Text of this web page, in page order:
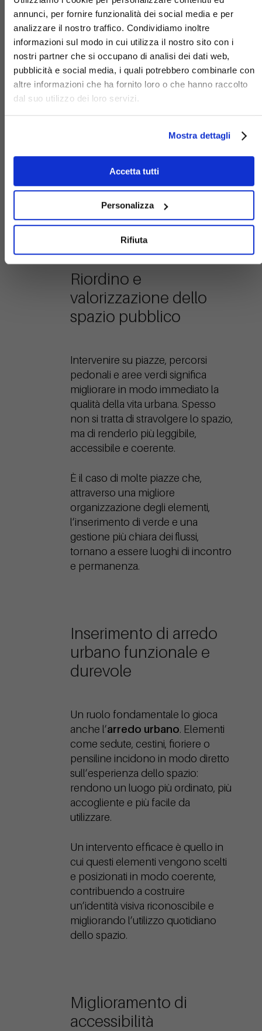
annunci, per fornire funzionalità dei social media e per
analizzare il nostro traffico. Condividiamo inoltre
informazioni sul modo in cui utilizza il nostro sito con i
nostri partner che si occupano di analisi dei dati web,
pubblicità e social media, i quali potrebbero combinarle con
altre informazioni che ha fornito loro o che hanno raccolto
dal suo utilizzo dei loro servizi.
Mostra dettagli
Accetta tutti
Personalizza
Rifiuta
urbana. Ex zone industriali, lotti
abbandonati o spazi “di margine”
possono essere reintegrati nel
funzioni e una progettazione
coerente.
produttiva in spazio pubblico o
che non solo restituisce uno
sviluppo per il quartiere.
Riordino e
valorizzazione dello
spazio pubblico
Intervenire su piazze, percorsi
pedonali e aree verdi significa
migliorare in modo immediato la
qualità della vita urbana. Spesso
non si tratta di stravolgere lo spazio,
ma di renderlo più leggibile,
accessibile e coerente.
È il caso di molte piazze che,
attraverso una migliore
organizzazione degli elementi,
l’inserimento di verde e una
gestione più chiara dei flussi,
tornano a essere luoghi di incontro
e permanenza.
Inserimento di arredo
urbano funzionale e
durevole
Un ruolo fondamentale lo gioca
anche l’arredo urbano. Elementi
come sedute, cestini, fioriere o
pensiline incidono in modo diretto
sull’esperienza dello spazio:
rendono un luogo più ordinato, più
accogliente e più facile da
utilizzare.
Un intervento efficace è quello in
cui questi elementi vengono scelti
e posizionati in modo coerente,
contribuendo a costruire
un’identità visiva riconoscibile e
migliorando l’utilizzo quotidiano
dello spazio.
Miglioramento di
accessibilità